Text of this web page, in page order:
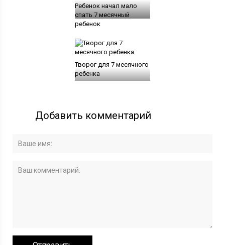
Ребенок начал мало
спать 7 месячный
ребенок
Творог для 7 месячного
ребенка
Добавить комментарий